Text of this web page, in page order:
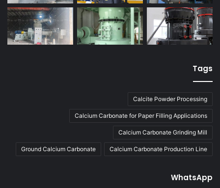
Tags
Calcite Powder Processing
Calcium Carbonate for Paper Filling Applications
Calcium Carbonate Grinding Mill
Calcium Carbonate Production Line
Ground Calcium Carbonate
WhatsApp